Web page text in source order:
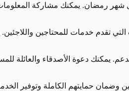
شهر رمضان. يمكنك مشاركة
تقدم خدمات للمحتاجين
يمكنك دعوة الأصدقاء والعائلة
وضمان حمايتهم الكاملة وتوفير